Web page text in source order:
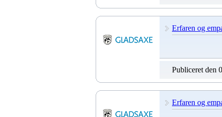
Erfaren og
Publiceret den
Erfaren og